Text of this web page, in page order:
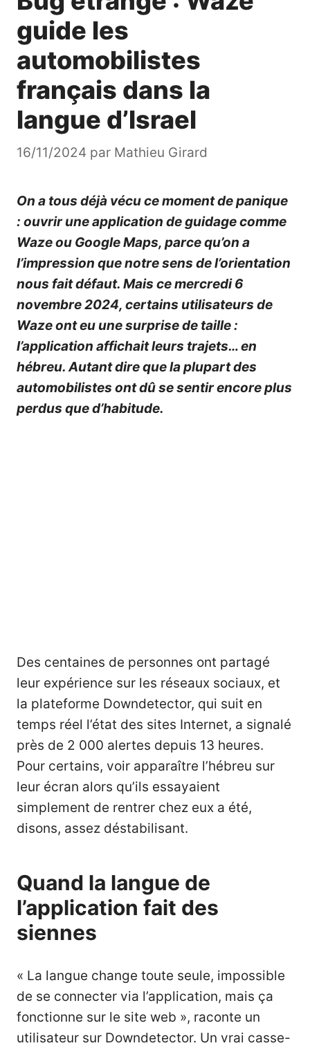
guide les
automobilistes
français dans la
langue d’Israel
16/11/2024 par Mathieu Girard
On a tous déjà vécu ce moment de panique
: ouvrir une application de guidage comme
Waze ou Google Maps, parce qu’on a
l’impression que notre sens de l’orientation
nous fait défaut. Mais ce mercredi 6
novembre 2024, certains utilisateurs de
Waze ont eu une surprise de taille :
l’application affichait leurs trajets… en
hébreu. Autant dire que la plupart des
automobilistes ont dû se sentir encore plus
perdus que d’habitude.
Des centaines de personnes ont partagé
leur expérience sur les réseaux sociaux, et
la plateforme Downdetector, qui suit en
temps réel l’état des sites Internet, a signalé
près de 2 000 alertes depuis 13 heures.
Pour certains, voir apparaître l’hébreu sur
leur écran alors qu’ils essayaient
simplement de rentrer chez eux a été,
disons, assez déstabilisant.
Quand la langue de
l’application fait des
siennes
« La langue change toute seule, impossible
de se connecter via l’application, mais ça
fonctionne sur le site web », raconte un
utilisateur sur Downdetector. Un vrai casse-